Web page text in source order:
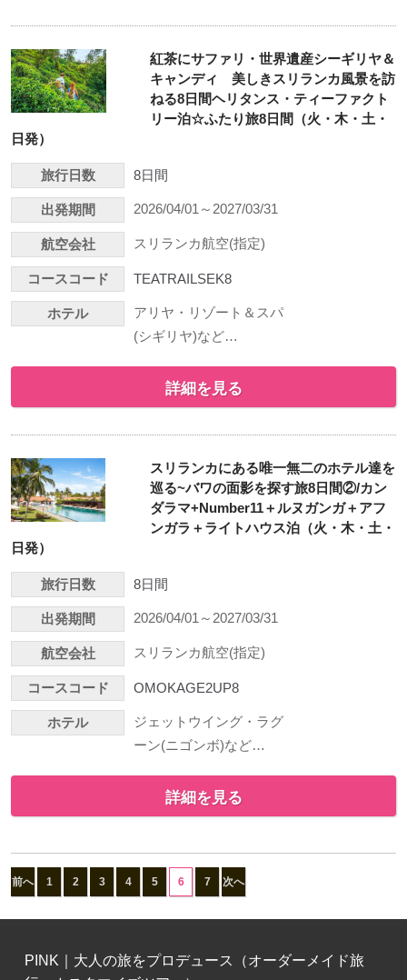
紅茶にサファリ・世界遺産シーギリヤ＆
キャンディ 美しきスリランカ風景を訪
ねる8日間ヘリタンス・ティーファクト
リー泊☆ふたり旅8日間（火・木・土・
日発）
旅行日数 8日間
出発期間 2026/04/01～2027/03/31
航空会社 スリランカ航空(指定)
コースコード TEATRAILSEK8
ホテル
アリヤ・リゾート＆スパ
(シギリヤ)など…
詳細を見る
スリランカにある唯一無二のホテル達を
巡る~バワの面影を探す旅8日間②/カン
ダラマ+Number11＋ルヌガンガ＋アフ
ンガラ＋ライトハウス泊（火・木・土・
日発）
旅行日数 8日間
出発期間 2026/04/01～2027/03/31
航空会社 スリランカ航空(指定)
コースコード OMOKAGE2UP8
ホテル
ジェットウイング・ラグ
ーン(ニゴンボ)など…
詳細を見る
前へ 1 2 3 4 5 6 7 次へ
PINK｜大人の旅をプロデュース（オーダーメイド旅